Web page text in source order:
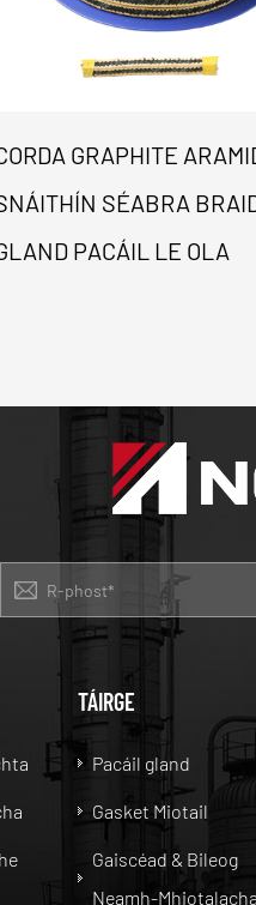
GRAPHITE
SÉABRA
PACÁIL LE OLA
TÁIRGE
Pacáil gland
Gasket Miotail
Gaiscéad & Bileog
Neamh-Mhiotalacha